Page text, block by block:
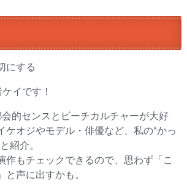
にする
イです！
的センスとビーチカルチャーが大好
ケオジやモデル・俳優など、私の“かっ
紹介。
作もチェックできるので、思わず「こ
と声に出すかも。